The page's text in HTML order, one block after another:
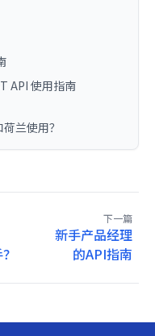
API 使用指南
兰使用？
下一篇
新手产品经理
的API指南